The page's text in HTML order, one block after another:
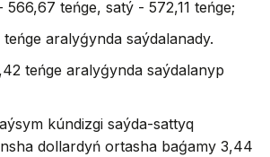
teńge, satý - 572,11 teńge;
aralyǵynda saýdalanady.
teńge aralyǵynda saýdalanyp
kúndizgi saýda-sattyq
dollardyń ortasha baǵamy 3,44